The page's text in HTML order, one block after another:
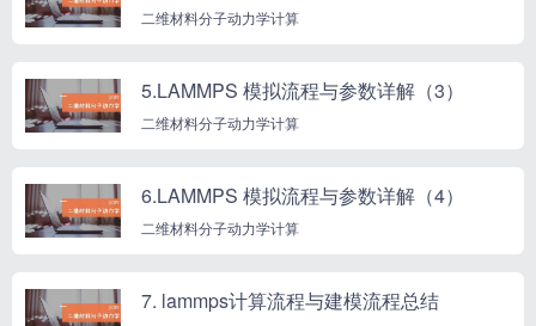
二维材料分子动力学计算
5.LAMMPS 模拟流程与参数详解（3）
二维材料分子动力学计算
6.LAMMPS 模拟流程与参数详解（4）
二维材料分子动力学计算
7. lammps计算流程与建模流程总结